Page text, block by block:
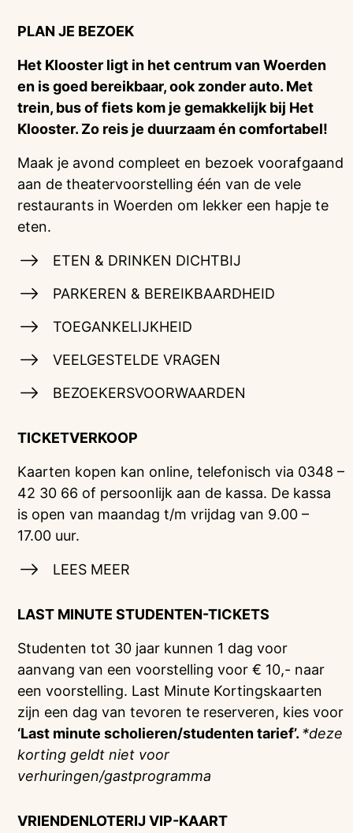
PLAN JE BEZOEK
Het Klooster ligt in het centrum van Woerden
en is goed bereikbaar, ook zonder auto. Met
trein, bus of fiets kom je gemakkelijk bij Het
Klooster. Zo reis je duurzaam én comfortabel!
Maak je avond compleet en bezoek voorafgaand
aan de theatervoorstelling één van de vele
restaurants in Woerden om lekker een hapje te
eten.
ETEN & DRINKEN DICHTBIJ
PARKEREN & BEREIKBAARDHEID
TOEGANKELIJKHEID
VEELGESTELDE VRAGEN
BEZOEKERSVOORWAARDEN
TICKETVERKOOP
Kaarten kopen kan online, telefonisch via 0348 –
42 30 66 of persoonlijk aan de kassa. De kassa
is open van maandag t/m vrijdag van 9.00 –
17.00 uur.
LEES MEER
LAST MINUTE STUDENTEN-TICKETS
Studenten tot 30 jaar kunnen 1 dag voor
aanvang van een voorstelling voor € 10,- naar
een voorstelling. Last Minute Kortingskaarten
zijn een dag van tevoren te reserveren, kies voor
‘Last minute scholieren/studenten tarief’. *deze
korting geldt niet voor
verhuringen/gastprogramma
VRIENDENLOTERIJVIP-KAART